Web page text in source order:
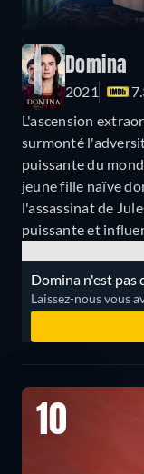
Domina
2021
L'ascension
surmonté
puissante du
jeune fille naïve
l'assassinat de
puissante et
Domina n'est pas
Laissez-nous vous
10